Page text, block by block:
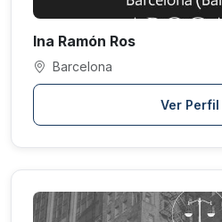
Ina Ramón Ros
Barcelona
Ver Perfil